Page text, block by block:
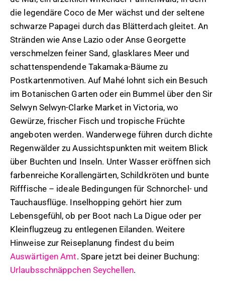
die legendäre Coco de Mer wächst und der seltene
schwarze Papagei durch das Blätterdach gleitet. An
Stränden wie Anse Lazio oder Anse Georgette
verschmelzen feiner Sand, glasklares Meer und
schattenspendende Takamaka-Bäume zu
Postkartenmotiven. Auf Mahé lohnt sich ein Besuch
im Botanischen Garten oder ein Bummel über den Sir
Selwyn Selwyn-Clarke Market in Victoria, wo
Gewürze, frischer Fisch und tropische Früchte
angeboten werden. Wanderwege führen durch dichte
Regenwälder zu Aussichtspunkten mit weitem Blick
über Buchten und Inseln. Unter Wasser eröffnen sich
farbenreiche Korallengärten, Schildkröten und bunte
Rifffische – ideale Bedingungen für Schnorchel- und
Tauchausflüge. Inselhopping gehört hier zum
Lebensgefühl, ob per Boot nach La Digue oder per
Kleinflugzeug zu entlegenen Eilanden. Weitere
Hinweise zur Reiseplanung findest du beim
Auswärtigen Amt. Spare jetzt bei deiner Buchung:
Urlaubsschnäppchen Seychellen.